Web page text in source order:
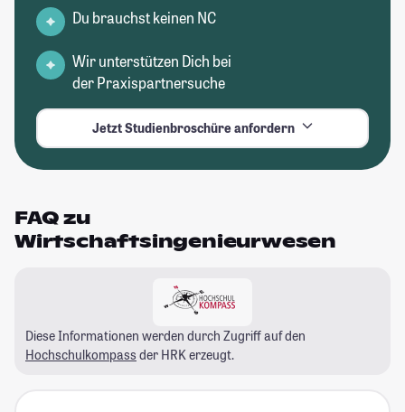
Du brauchst keinen NC
Wir unterstützen Dich bei
der Praxispartnersuche
Jetzt Studienbroschüre anfordern
FAQ zu
Wirtschaftsingenieurwesen
Diese Informationen werden durch Zugriff auf den
Hochschulkompass der HRK erzeugt.